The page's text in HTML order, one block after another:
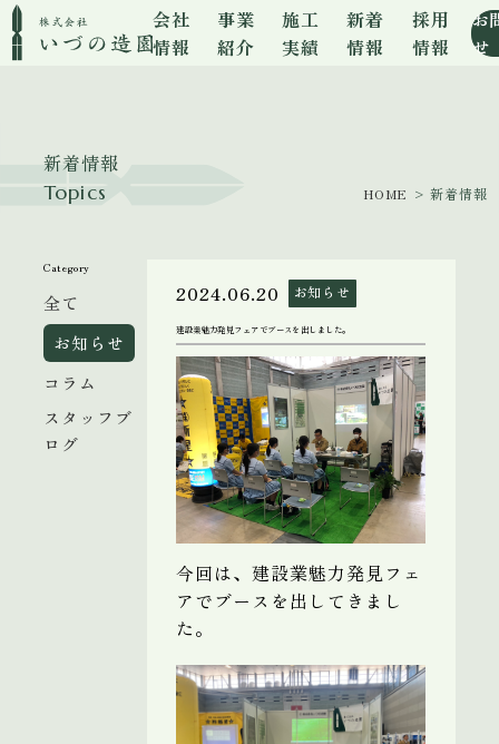
会社
情報
事業
紹介
施工
実績
新着
情報
採用
情報
お
せ
新着情報
Topics HOME > 新着情報
Category
全て
お知らせ
コラム
スタッフブ
ログ
2024.06.20 お知らせ
建設業魅力発見フェアでブースを出しました。
今回は、建設業魅力発見フェ
アでブースを出してきまし
た。